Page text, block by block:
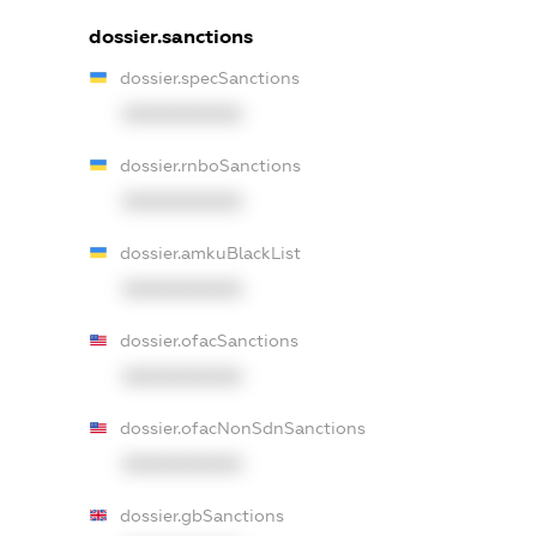
dossier.sanctions
dossier.specSanctions
dossier.rnboSanctions
dossier.amkuBlackList
dossier.ofacSanctions
dossier.ofacNonSdnSanctions
dossier.gbSanctions